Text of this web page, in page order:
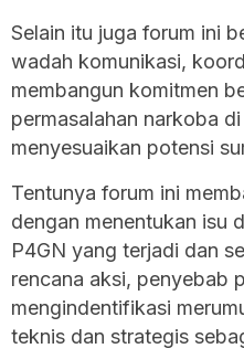
Selain itu juga forum ini
wadah komunikasi,
membangun komitmen
permasalahan narkoba
menyesuaikan potensi
Tentunya forum ini
dengan menentukan isu
P4GN yang terjadi dan
rencana aksi, penyebab
mengindentifikasi
teknis dan strategis